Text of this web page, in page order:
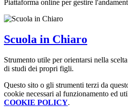
Piattaforma online per gestire
Scuola in Chiaro
Strumento utile per orientarsi nella
di studi dei propri figli.
Questo sito o gli strumenti terzi da
cookie necessari al funzionamento ed
COOKIE POLICY.